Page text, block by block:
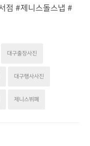
점 #제니스돌스냅 #
대구출장사진
대구행사사진
제니스뷔폐